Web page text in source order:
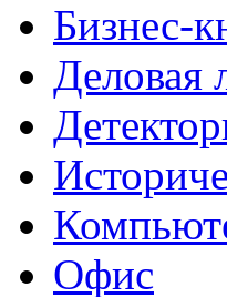
Бизнес-
Деловая
Офис